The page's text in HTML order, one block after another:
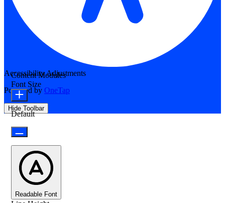
Accessibility Adjustments
Powered by OneTap
Hide Toolbar
Content Modules
Font Size
Default
Readable Font